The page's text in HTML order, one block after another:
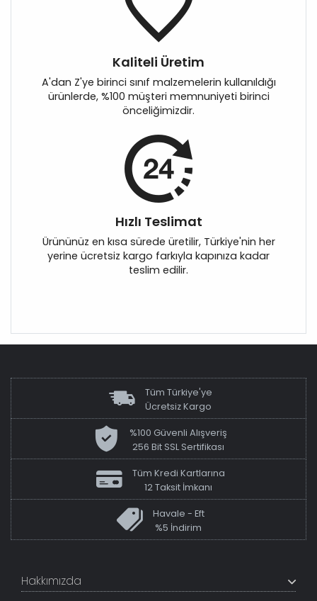
Kaliteli Üretim
A'dan Z'ye birinci sınıf malzemelerin kullanıldığı
ürünlerde, %100 müşteri memnuniyeti birinci
önceliğimizdir.
Hızlı Teslimat
Ürününüz en kısa sürede üretilir, Türkiye'nin her
yerine ücretsiz kargo farkıyla kapınıza kadar
teslim edilir.
Tüm Türkiye'ye
Ücretsiz Kargo
%100 Güvenli Alışveriş
256 Bit SSL Sertifikası
Tüm Kredi Kartlarına
12 Taksit İmkanı
Havale - Eft
%5 İndirim
Hakkımızda